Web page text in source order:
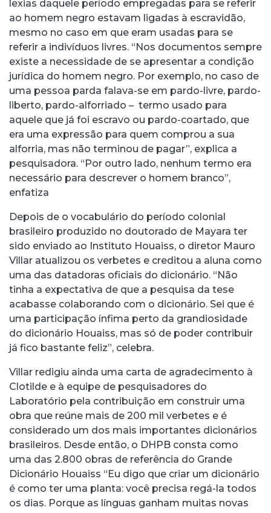
lexias daquele período empregadas para se referir
ao homem negro estavam ligadas à escravidão,
mesmo no caso em que eram usadas para se
referir a indivíduos livres. “Nos documentos sempre
existe a necessidade de se apresentar a condição
jurídica do homem negro. Por exemplo, no caso de
uma pessoa parda falava-se em pardo-livre, pardo-
liberto, pardo-alforriado – termo usado para
aquele que já foi escravo ou pardo-coartado, que
era uma expressão para quem comprou a sua
alforria, mas não terminou de pagar”, explica a
pesquisadora. “Por outro lado, nenhum termo era
necessário para descrever o homem branco”,
enfatiza
Depois de o vocabulário do período colonial
brasileiro produzido no doutorado de Mayara ter
sido enviado ao Instituto Houaiss, o diretor Mauro
Villar atualizou os verbetes e creditou a aluna como
uma das datadoras oficiais do dicionário. “Não
tinha a expectativa de que a pesquisa da tese
acabasse colaborando com o dicionário. Sei que é
uma participação ínfima perto da grandiosidade
do dicionário Houaiss, mas só de poder contribuir
já fico bastante feliz”, celebra.
Villar redigiu ainda uma carta de agradecimento à
Clotilde e à equipe de pesquisadores do
Laboratório pela contribuição em construir uma
obra que reúne mais de 200 mil verbetes e é
considerado um dos mais importantes dicionários
brasileiros. Desde então, o DHPB consta como
uma das 2.800 obras de referência do Grande
Dicionário Houaiss “Eu digo que criar um dicionário
é como ter uma planta: você precisa regá-la todos
os dias. Porque as línguas ganham muitas novas